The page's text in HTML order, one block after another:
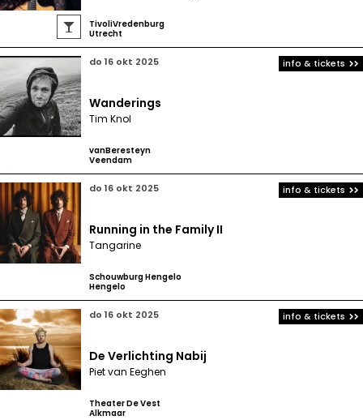

TivoliVredenburg
Utrecht
do 16 okt 2025
Wanderings
Tim Knol
vanBeresteyn
Veendam
info & tickets
do 16 okt 2025
Running in the Family II
Tangarine
Schouwburg Hengelo
Hengelo
info & tickets
do 16 okt 2025
De Verlichting Nabij
Piet van Eeghen
Theater De Vest
Alkmaar
info & tickets